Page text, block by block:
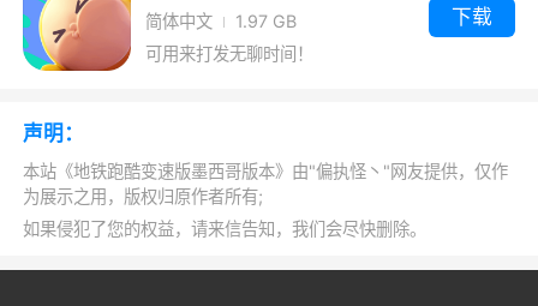
简体中文
1.97 GB
可用来打发无聊时间！
下载
声明：
本站《地铁跑酷变速版墨西哥版本》由"偏执怪丶"网友提供，仅作
为展示之用，版权归原作者所有;
如果侵犯了您的权益，请来信告知，我们会尽快删除。